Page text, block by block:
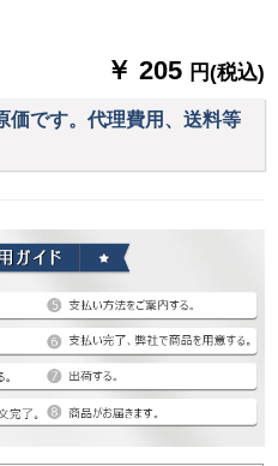
￥ 205 円(税込)
価です。代理費用、送料等